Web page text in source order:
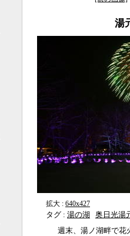
湯
拡大 : 640x427
タグ : 湯の湖
奥日光湯
週末、湯ノ湖畔で花